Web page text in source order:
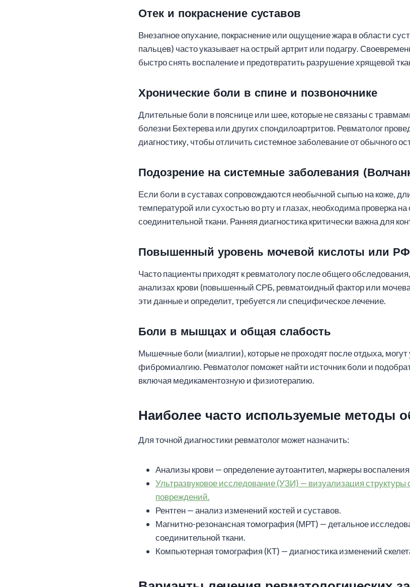
Отек и покраснение суставов
Внезапное опухание, покраснение или ощущение жара в области
пальцев) часто указывает на острый артрит или подагру.
быстро снять воспаление и предотвратить разрушение хрящевой
Хронические боли в спине и позвоночнике
Длительные боли в пояснице или шее, которые не связаны с
болезни Бехтерева или других спондилоартритов. Ревматолог
диагностику, чтобы отличить системное заболевание от обычного
Подозрение на системные заболевания
Если боли в суставах сопровождаются необычной сыпью на коже,
температурой или сухостью во рту и глазах, необходима проверка
соединительной ткани. Ранняя диагностика критически важна для
Повышенный уровень мочевой кислоты или РФ
Часто пациенты приходят к ревматологу после общего
анализах крови (повышенный СРБ, ревматоидный фактор или
эти данные и определит, требуется ли специфическое лечение.
Боли в мышцах и общая слабость
Мышечные боли (миалгии), которые не проходят после отдыха,
фибромиалгию. Ревматолог поможет найти источник боли и
включая медикаментозную и физиотерапию.
Наиболее часто используемые методы
Для точной диагностики ревматолог может назначить:
Анализы крови — определение аутоантител, маркеры
Ультразвуковое исследование (УЗИ) — визуализация структуры
повреждений.
Рентген — анализ изменений костей и суставов.
Магнитно-резонансная томография (МРТ) — детальное
соединительной ткани.
Компьютерная томография (КТ) — диагностика изменений